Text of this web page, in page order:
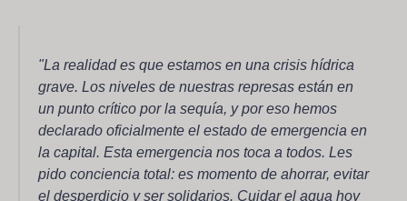
"La realidad es que estamos en una crisis hídrica
grave. Los niveles de nuestras represas están en
un punto crítico por la sequía, y por eso hemos
declarado oficialmente el estado de emergencia en
la capital. Esta emergencia nos toca a todos. Les
pido conciencia total: es momento de ahorrar, evitar
el desperdicio y ser solidarios. Cuidar el agua hoy